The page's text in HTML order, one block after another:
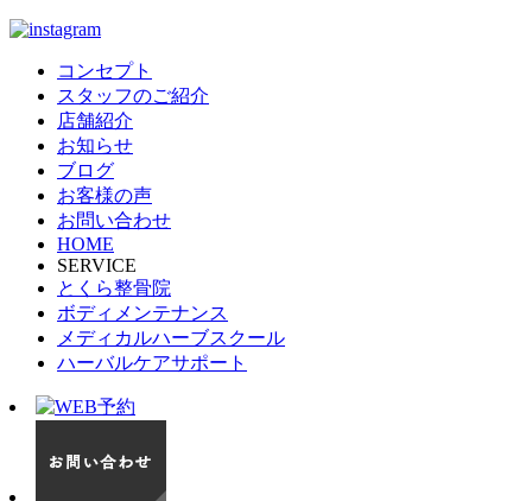
コンセプト
スタッフのご紹介
店舗紹介
お知らせ
ブログ
お客様の声
お問い合わせ
HOME
SERVICE
とくら整骨院
ボディメンテナンス
メディカルハーブスクール
ハーバルケアサポート